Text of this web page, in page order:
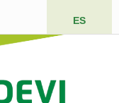
ES